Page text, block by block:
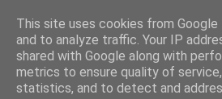
This site uses cookies from
and to analyze traffic. Your IP
shared with Google along with
metrics to ensure quality of
statistics, and to detect and